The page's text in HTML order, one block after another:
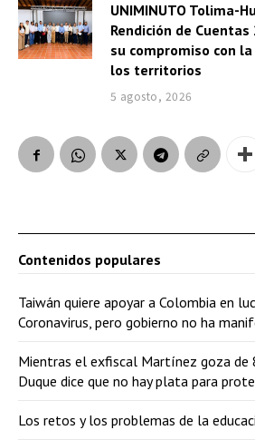
UNIMINUTO Tolima-
Rendición de
su compromiso con
los territorios
5 agosto, 2026
Contenidos populares
Taiwán quiere apoyar a Colombia en
Coronavirus, pero gobierno no ha
Mientras el exfiscal Martínez goza de
Duque dice que no hay plata para
Los retos y los problemas de la